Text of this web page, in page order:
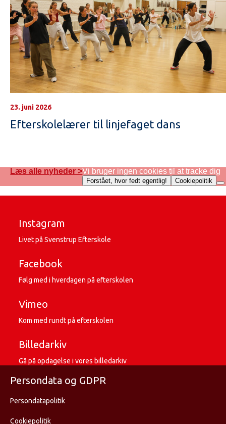
23. juni 2026
Efterskolelærer til linjefaget dans
Læs alle nyheder >
Instagram
Livet på Svenstrup Efterskole
Facebook
Følg med i hverdagen på efterskolen
Vimeo
Kom med rundt på efterskolen
Billedarkiv
Gå på opdagelse i vores billedarkiv
Persondata og GDPR
Persondatapolitik
Cookiepolitik
Vi bruger ingen cookies til at tracke dig
Forstået, hvor fedt egentlig! Cookiepolitik